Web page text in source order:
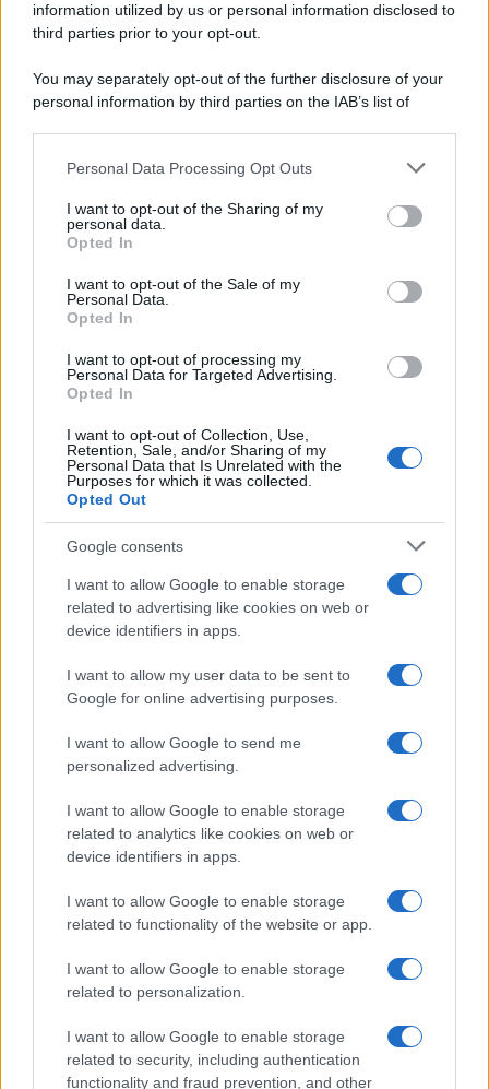
information utilized by us or personal information disclosed to
third parties prior to your opt-out.
You may separately opt-out of the further disclosure of your
personal information by third parties on the IAB’s list of
This information may also be disclosed by us to third parties
disclose it to other third parties.
Please note that this website/app uses one or more Google
services and may gather and store information including but
not limited to your visit or usage behaviour. You may click to
grant or deny consent to Google and its third-party tags to
consent section.
Personal Data Processing Opt Outs
I want to opt-out of the Sharing of my
personal data.
Opted In
I want to opt-out of the Sale of my
Personal Data.
Opted In
I want to opt-out of processing my
Personal Data for Targeted Advertising.
Opted In
I want to opt-out of Collection, Use,
Retention, Sale, and/or Sharing of my
Personal Data that Is Unrelated with the
Purposes for which it was collected.
Opted Out
Google consents
I want to allow Google to enable storage
related to advertising like cookies on web or
device identifiers in apps.
I want to allow my user data to be sent to
Google for online advertising purposes.
I want to allow Google to send me
personalized advertising.
I want to allow Google to enable storage
related to analytics like cookies on web or
device identifiers in apps.
I want to allow Google to enable storage
related to functionality of the website or app.
I want to allow Google to enable storage
related to personalization.
I want to allow Google to enable storage
related to security, including authentication
functionality and fraud prevention, and other